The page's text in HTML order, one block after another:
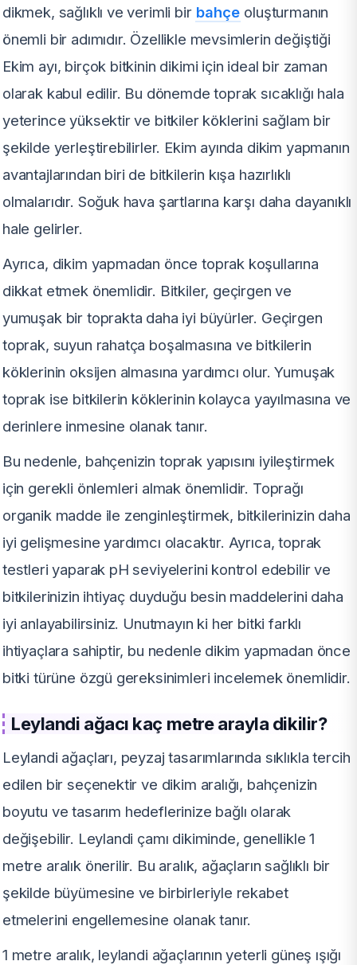
dikmek, sağlıklı ve verimli bir bahçe oluşturmanın
önemli bir adımıdır. Özellikle mevsimlerin değiştiği
Ekim ayı, birçok bitkinin dikimi için ideal bir zaman
olarak kabul edilir. Bu dönemde toprak sıcaklığı hala
yeterince yüksektir ve bitkiler köklerini sağlam bir
şekilde yerleştirebilirler. Ekim ayında dikim yapmanın
avantajlarından biri de bitkilerin kışa hazırlıklı
olmalarıdır. Soğuk hava şartlarına karşı daha dayanıklı
hale gelirler.
Ayrıca, dikim yapmadan önce toprak koşullarına
dikkat etmek önemlidir. Bitkiler, geçirgen ve
yumuşak bir toprakta daha iyi büyürler. Geçirgen
toprak, suyun rahatça boşalmasına ve bitkilerin
köklerinin oksijen almasına yardımcı olur. Yumuşak
toprak ise bitkilerin köklerinin kolayca yayılmasına ve
derinlere inmesine olanak tanır.
Bu nedenle, bahçenizin toprak yapısını iyileştirmek
için gerekli önlemleri almak önemlidir. Toprağı
organik madde ile zenginleştirmek, bitkilerinizin daha
iyi gelişmesine yardımcı olacaktır. Ayrıca, toprak
testleri yaparak pH seviyelerini kontrol edebilir ve
bitkilerinizin ihtiyaç duyduğu besin maddelerini daha
iyi anlayabilirsiniz. Unutmayın ki her bitki farklı
ihtiyaçlara sahiptir, bu nedenle dikim yapmadan önce
bitki türüne özgü gereksinimleri incelemek önemlidir.
Leylandi ağacı kaç metre arayla dikilir?
Leylandi ağaçları, peyzaj tasarımlarında sıklıkla tercih
edilen bir seçenektir ve dikim aralığı, bahçenizin
boyutu ve tasarım hedeflerinize bağlı olarak
değişebilir. Leylandi çamı dikiminde, genellikle 1
metre aralık önerilir. Bu aralık, ağaçların sağlıklı bir
şekilde büyümesine ve birbirleriyle rekabet
etmelerini engellemesine olanak tanır.
1 metre aralık, leylandi ağaçlarının yeterli güneş ışığı